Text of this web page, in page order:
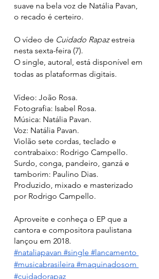
suave na bela voz de Natália Pavan,
o recado é certeiro.
O vídeo de Cuidado Rapaz estreia
nesta sexta-feira (7).
O single, autoral, está disponível em
todas as plataformas digitais.
Vídeo: João Rosa.
Fotografia: Isabel Rosa.
Música: Natália Pavan.
Voz: Natália Pavan.
Violão sete cordas, teclado e
contrabaixo: Rodrigo Campello.
Surdo, conga, pandeiro, ganzá e
tamborim: Paulino Dias.
Produzido, mixado e masterizado
por Rodrigo Campello.
Aproveite e conheça o EP que a
cantora e compositora paulistana
lançou em 2018.
#nataliapavan #single #lancamento
#musicabrasileira #maquinadosom
#cuidadorapaz